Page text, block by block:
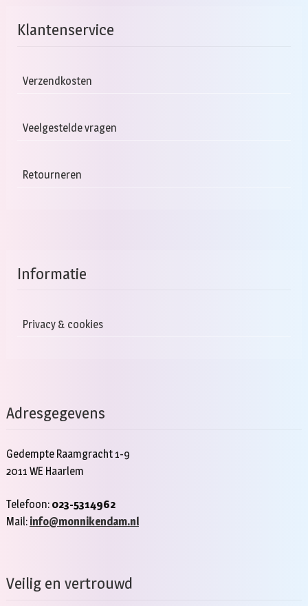
Klantenservice
Verzendkosten
Veelgestelde vragen
Retourneren
Informatie
Privacy & cookies
Adresgegevens
Gedempte Raamgracht 1-9
2011 WE Haarlem
Telefoon: 023-5314962
Mail: info@monnikendam.nl
Veilig en vertrouwd